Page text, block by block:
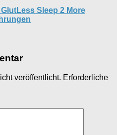
Sleep 2 More
veröffentlicht. Erforderliche